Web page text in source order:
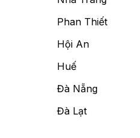
Phan Thiết
Hội An
Huế
Đà Nẵng
Đà Lạt